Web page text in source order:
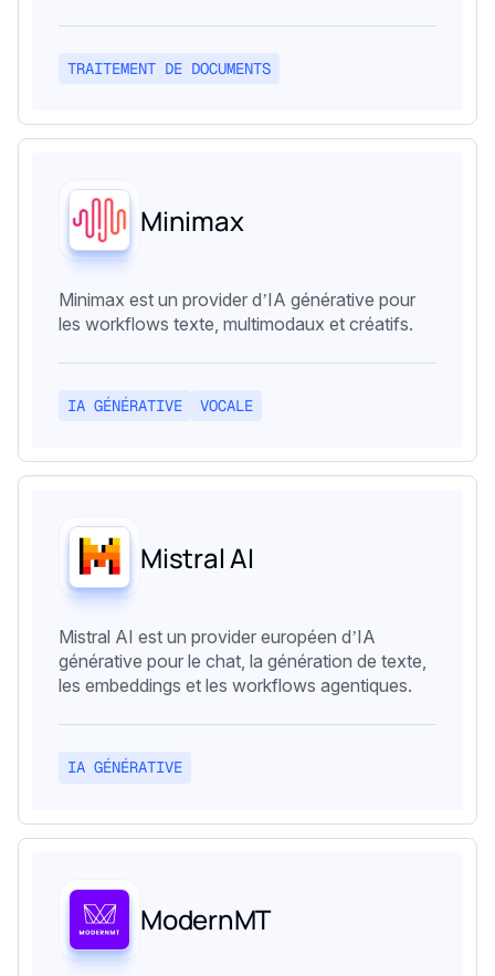
TRAITEMENT DE DOCUMENTS
Minimax
Minimax est un provider d’IA générative pour
les workflows texte, multimodaux et créatifs.
IA GÉNÉRATIVE VOCALE
Mistral AI
Mistral AI est un provider européen d’IA
générative pour le chat, la génération de texte,
les embeddings et les workflows agentiques.
IA GÉNÉRATIVE
ModernMT